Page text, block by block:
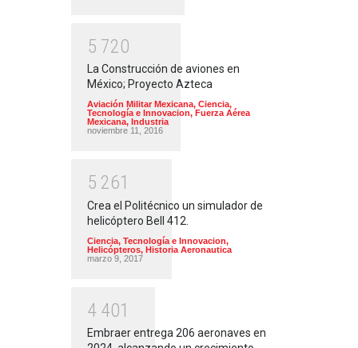
5 720
La Construcción de aviones en
México; Proyecto Azteca
Aviación Militar Mexicana, Ciencia,
Tecnología e Innovacion, Fuerza Aérea
Mexicana, Industria
noviembre 11, 2016
5 261
Crea el Politécnico un simulador de
helicóptero Bell 412.
Ciencia, Tecnología e Innovacion,
Helicópteros, Historia Aeronautica
marzo 9, 2017
4 401
Embraer entrega 206 aeronaves en